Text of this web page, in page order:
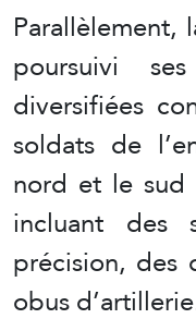
Parallèlement,
poursuivi
diversifiées
soldats de
nord et le sud
incluant des
précision, des
obus